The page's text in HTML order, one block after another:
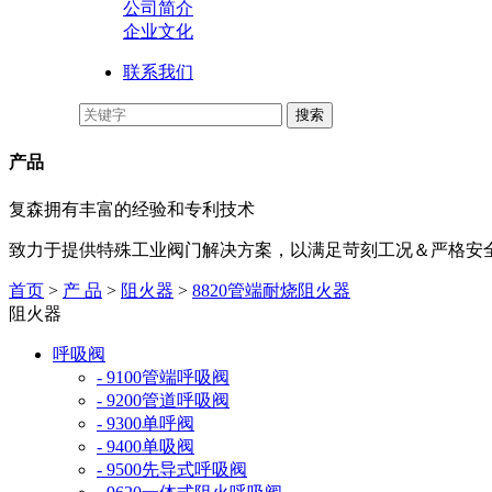
公司简介
企业文化
联系我们
产品
复森拥有丰富的经验和专利技术
致力于提供特殊工业阀门解决方案，以满足苛刻工况＆严格安
首页 > 产 品 > 阻火器 > 8820管端耐烧阻火器
阻火器
呼吸阀
- 9100管端呼吸阀
- 9200管道呼吸阀
- 9300单呼阀
- 9400单吸阀
- 9500先导式呼吸阀